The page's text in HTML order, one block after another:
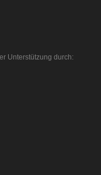
Unterstützung durch: